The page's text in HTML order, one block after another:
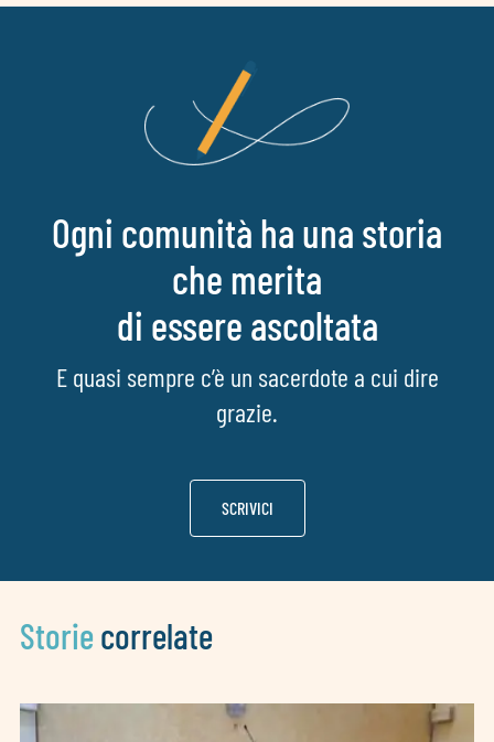
Ogni comunità ha una storia
che merita
di essere ascoltata
E quasi sempre c’è un sacerdote a cui dire
grazie.
SCRIVICI
Storie correlate